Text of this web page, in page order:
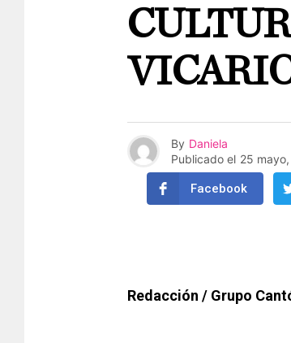
By Daniela
Publicado el 25
Facebook
Redacción / Grupo